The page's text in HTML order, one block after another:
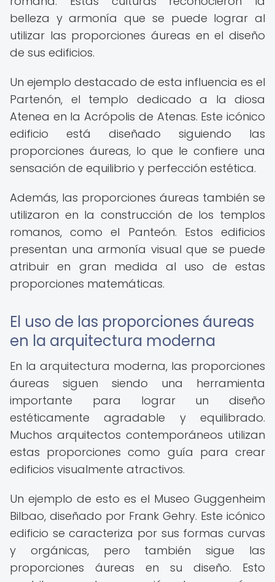
belleza y armonía que se puede lograr al
utilizar las proporciones áureas en el diseño
de sus edificios.
Un ejemplo destacado de esta influencia es el
Partenón, el templo dedicado a la diosa
Atenea en la Acrópolis de Atenas. Este icónico
edificio está diseñado siguiendo las
proporciones áureas, lo que le confiere una
sensación de equilibrio y perfección estética.
Además, las proporciones áureas también se
utilizaron en la construcción de los templos
romanos, como el Panteón. Estos edificios
presentan una armonía visual que se puede
atribuir en gran medida al uso de estas
proporciones matemáticas.
El uso de las proporciones áureas
en la arquitectura moderna
En la arquitectura moderna, las proporciones
áureas siguen siendo una herramienta
importante para lograr un diseño
estéticamente agradable y equilibrado.
Muchos arquitectos contemporáneos utilizan
estas proporciones como guía para crear
edificios visualmente atractivos.
Un ejemplo de esto es el Museo Guggenheim
Bilbao, diseñado por Frank Gehry. Este icónico
edificio se caracteriza por sus formas curvas
y orgánicas, pero también sigue las
proporciones áureas en su diseño. Esto